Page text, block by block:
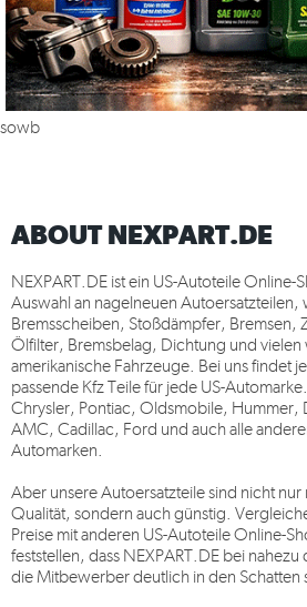
sowb
ABOUT NEXPART.DE
NEXPART.DE ist ein US-Autoteile Online-
Auswahl an nagelneuen Autoersatzteilen,
Bremsscheiben, Stoßdämpfer, Bremsen,
Ölfilter, Bremsbelag, Dichtung und vielen
amerikanische Fahrzeuge. Bei uns findet
passende Kfz Teile für jede US-
Chrysler, Pontiac, Oldsmobile, Hummer,
AMC, Cadillac, Ford und auch alle
Automarken.
Aber unsere Autoersatzteile sind nicht
Qualität, sondern auch günstig.
Preise mit anderen US-Autoteile Online-
feststellen, dass NEXPART.DE bei nahezu
die Mitbewerber deutlich in den Schatten